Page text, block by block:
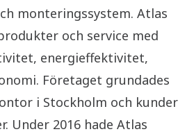
monteringssystem. Atlas
och service med
energieffektivitet,
Företaget grundades
i Stockholm och kunder
Under 2016 hade Atlas